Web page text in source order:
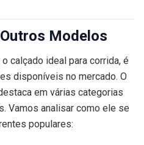
Modelos
calçado ideal para corrida, é
disponíveis no mercado. O
em várias categorias
Vamos analisar como ele se
populares: